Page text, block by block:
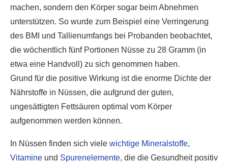
machen, sondern den Körper sogar beim Abnehmen
unterstützen. So wurde zum Beispiel eine Verringerung
des BMI und Tallienumfangs bei Probanden beobachtet,
die wöchentlich fünf Portionen Nüsse zu 28 Gramm (in
etwa eine Handvoll) zu sich genommen haben.
Grund für die positive Wirkung ist die enorme Dichte der
Nährstoffe in Nüssen, die aufgrund der guten,
ungesättigten Fettsäuren optimal vom Körper
aufgenommen werden können.
In Nüssen finden sich viele wichtige Mineralstoffe,
Vitamine und Spurenelemente, die die Gesundheit positiv